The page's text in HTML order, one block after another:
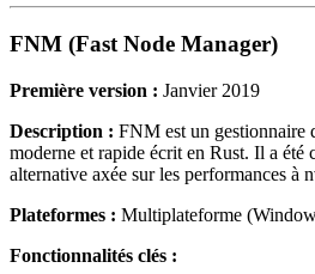
FNM (Fast Node Manager)
Première version : Janvier 2019
Description : FNM est un gestionnaire
moderne et rapide écrit en Rust. Il a été
alternative axée sur les performances à
Plateformes : Multiplateforme
Fonctionnalités clés :